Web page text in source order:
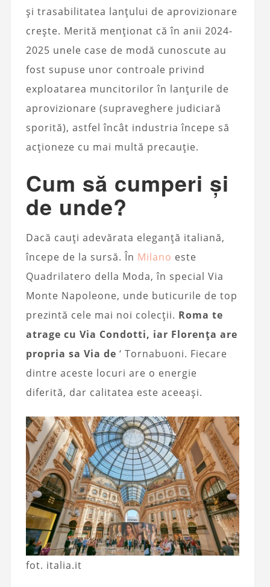
și trasabilitatea lanțului de aprovizionare
crește. Merită menționat că în anii 2024-
2025 unele case de modă cunoscute au
fost supuse unor controale privind
exploatarea muncitorilor în lanțurile de
aprovizionare (supraveghere judiciară
sporită), astfel încât industria începe să
acționeze cu mai multă precauție.
Cum să cumperi și
de unde?
Dacă cauți adevărata eleganță italiană,
începe de la sursă. În Milano este
Quadrilatero della Moda, în special Via
Monte Napoleone, unde buticurile de top
prezintă cele mai noi colecții. Roma te
atrage cu Via Condotti, iar Florența are
propria sa Via de ‘ Tornabuoni. Fiecare
dintre aceste locuri are o energie
diferită, dar calitatea este aceeași.
fot. italia.it